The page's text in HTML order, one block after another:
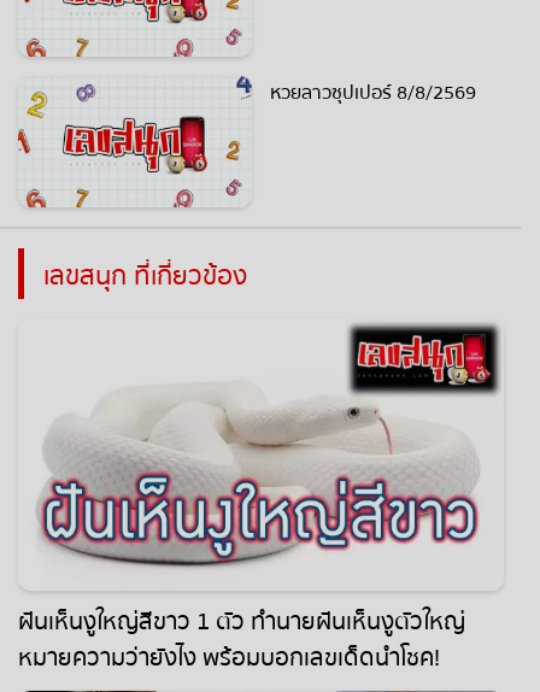
หวยลาวซุปเปอร์ 8/8/2569
เลขสนุก ที่เกี่ยวข้อง
ฝันเห็นงูใหญ่สีขาว 1 ตัว ทำนายฝันเห็นงูตัวใหญ่
หมายความว่ายังไง พร้อมบอกเลขเด็ดนำโชค!